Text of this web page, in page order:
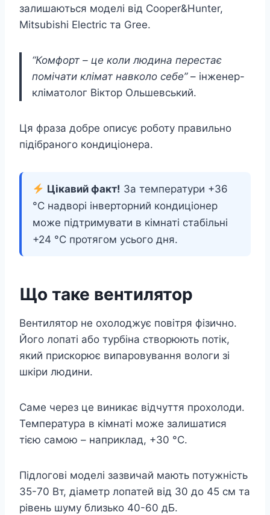
залишаються моделі від Cooper&Hunter,
Mitsubishi Electric та Gree.
“Комфорт – це коли людина перестає
помічати клімат навколо себе”– інженер-
кліматолог Віктор Ольшевський.
Ця фраза добре описує роботу правильно
підібраного кондиціонера.
Цікавий факт! За температури +36
°C надворі інверторний кондиціонер
може підтримувати в кімнаті стабільні
+24 °C протягом усього дня.
Що таке вентилятор
Вентилятор не охолоджує повітря фізично.
Його лопаті або турбіна створюють потік,
який прискорює випаровування вологи зі
шкіри людини.
Саме через це виникає відчуття прохолоди.
Температура в кімнаті може залишатися
тією самою – наприклад, +30 °C.
Підлогові моделі зазвичай мають потужність
35-70 Вт, діаметр лопатей від 30 до 45 см та
рівень шуму близько 40-60 дБ.